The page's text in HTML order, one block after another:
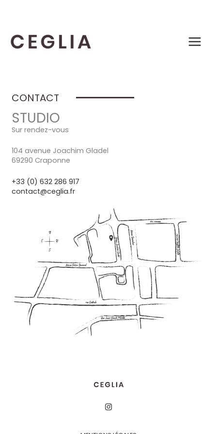
CONTACT
STUDIO
Sur rendez-vous
104 avenue Joachim Gladel
69290 Craponne
+33 (0) 632 286 917
contact@ceglia.fr